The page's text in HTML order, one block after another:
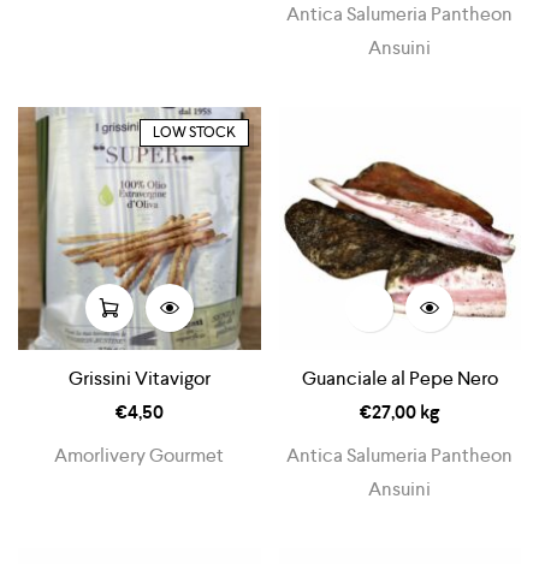
Antica Salumeria Pantheon
Ansuini
LOW STOCK
Grissini Vitavigor
€4,50
Amorlivery Gourmet
Guanciale al Pepe Nero
€27,00kg
Antica Salumeria Pantheon
Ansuini